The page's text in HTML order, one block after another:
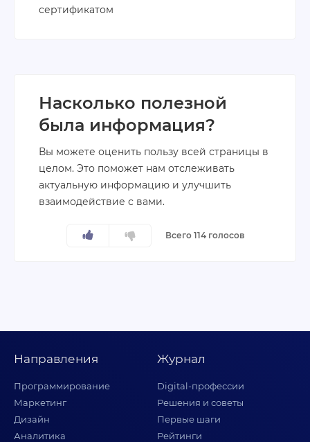
сертификатом
Насколько полезной
была информация?
Вы можете оценить пользу всей страницы в
целом. Это поможет нам отслеживать
актуальную информацию и улучшить
взаимодействие с вами.
Всего 114 голосов
Направления
Программирование
Маркетинг
Дизайн
Аналитика
Журнал
Digital-профессии
Решения и советы
Первые шаги
Рейтинги